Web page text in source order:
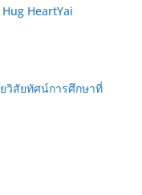
HeartYai
วิสัยทัศน์การศึกษาที่